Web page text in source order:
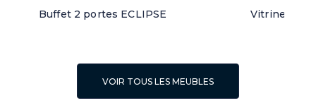
Buffet 2 portes ECLIPSE Vitrine 3
VOIR TOUS LES MEUBLES